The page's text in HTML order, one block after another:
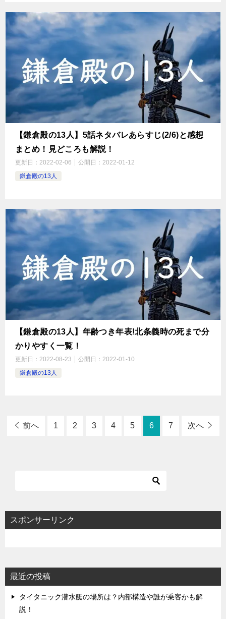
【鎌倉殿の13人】5話ネタバレあらすじ(2/6)と感想
まとめ！見どころも解説！
更新日： 2022-02-06 公開日： 2022-01-12
鎌倉殿の13人
【鎌倉殿の13人】年齢つき年表!北条義時の死まで分
かりやすく一覧！
更新日： 2022-08-23 公開日： 2022-01-10
鎌倉殿の13人
前へ 1 2 3 4 5 6 7 次へ
スポンサーリンク
最近の投稿
タイタニック潜水艇の場所は？内部構造や誰が乗客かも解
説！